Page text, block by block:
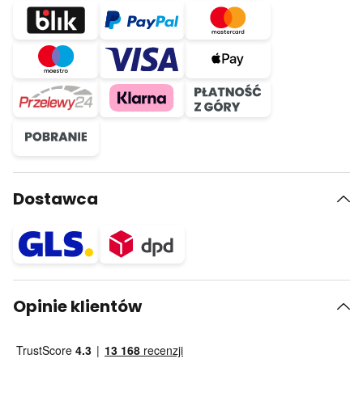
Dostawca
Opinie klientów